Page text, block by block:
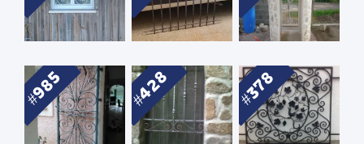
985 428 378